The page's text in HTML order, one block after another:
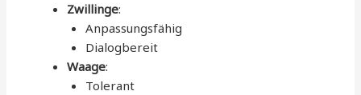
Zwillinge:
Anpassungsfähig
Dialogbereit
Waage:
Tolerant